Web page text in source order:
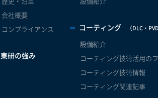
会社概要
コンプライアンス
東研の強み
コーティング （DLC・PVD
設備紹介
コーティング技術活用の
コーティング技術情報
コーティング関連記事